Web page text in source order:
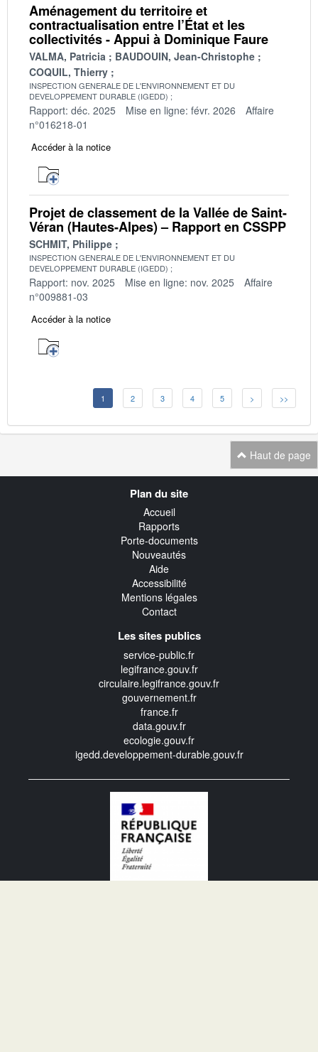
Aménagement du territoire et
contractualisation entre l’État et les
collectivités - Appui à Dominique Faure
VALMA, Patricia
BAUDOUIN, Jean-Christophe
COQUIL, Thierry
INSPECTION GENERALE DE L'ENVIRONNEMENT ET DU
DEVELOPPEMENT DURABLE (IGEDD)
Rapport: déc. 2025 Mise en ligne: févr. 2026
Affaire
n°016218-01
Accéder à la notice
Projet de classement de la Vallée de Saint-
Véran (Hautes-Alpes) – Rapport en CSSPP
SCHMIT, Philippe
INSPECTION GENERALE DE L'ENVIRONNEMENT ET DU
DEVELOPPEMENT DURABLE (IGEDD)
Rapport: nov. 2025 Mise en ligne: nov. 2025
Affaire
n°009881-03
Accéder à la notice
1 2 3 4 5 > >>
Haut de page
Plan du site
Accueil
Rapports
Porte-documents
Nouveautés
Aide
Accessibilité
Mentions légales
Contact
Les sites publics
service-public.fr
legifrance.gouv.fr
circulaire.legifrance.gouv.fr
gouvernement.fr
france.fr
data.gouv.fr
ecologie.gouv.fr
igedd.developpement-durable.gouv.fr